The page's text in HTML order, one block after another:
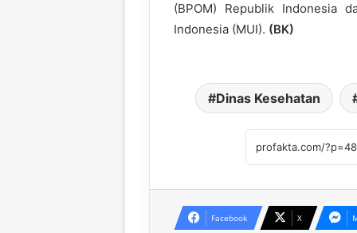
(BPOM) Republik Indonesia
Indonesia (MUI). (BK)
Dinas Kesehatan
Facebook X